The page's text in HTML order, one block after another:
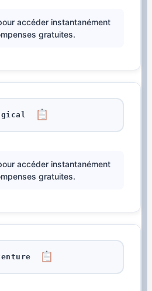
accéder instantanément
gratuites.
accéder instantanément
gratuites.